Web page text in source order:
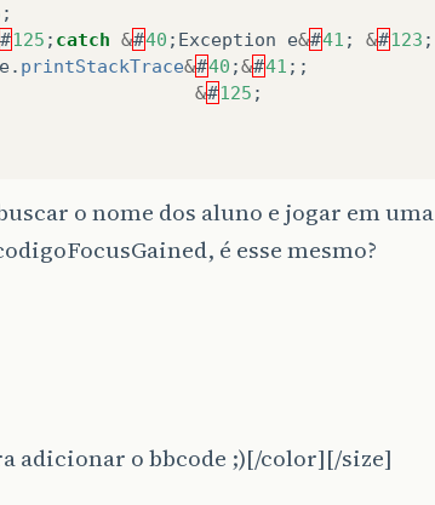
;
#125 ; catch &#40 ; Exception e&#41 ; &#123 ;
e. printStackTrace&#40 ;&#41 ;;
&#125 ;
o nome dos aluno e jogar em uma
é esse mesmo?
adicionar o bbcode ;)[/color][/size]